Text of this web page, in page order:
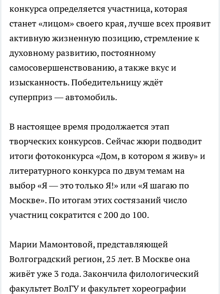
конкурса определяется участница, которая
станет «лицом» своего края, лучше всех проявит
активную жизненную позицию, стремление к
духовному развитию, постоянному
самосовершенствованию, а также вкус и
изысканность. Победительницу ждёт
суперприз — автомобиль.
В настоящее время продолжается этап
творческих конкурсов. Сейчас жюри подводит
итоги фотоконкурса «Дом, в котором я живу» и
литературного конкурса по двум темам на
выбор «Я — это только Я!» или «Я шагаю по
Москве». По итогам этих состязаний число
участниц сократится с 200 до 100.
Марии Мамонтовой, представляющей
Волгоградский регион, 25 лет. В Москве она
живёт уже 3 года. Закончила филологический
факультет ВолГУ и факультет хореографии